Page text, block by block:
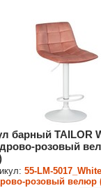
барный TAILOR
розовый
55-LM-
розовый велюр